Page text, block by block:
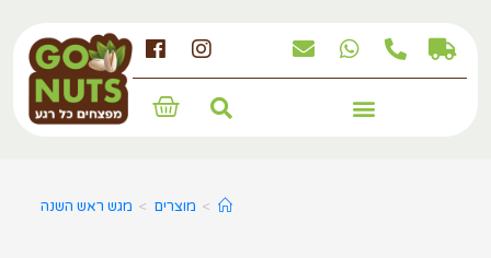
> מוצרים > מגש ראש השנה